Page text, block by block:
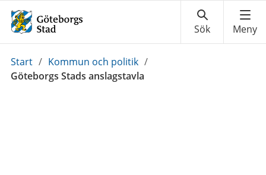
Du
är
Start / Kommun och politik /
Göteborgs Stads anslagstavla